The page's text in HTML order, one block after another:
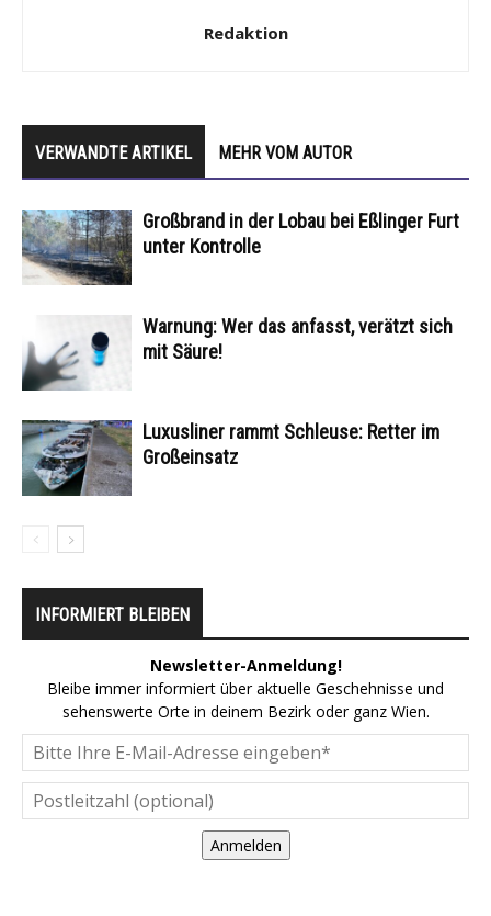
Redaktion
VERWANDTE ARTIKEL MEHR VOM AUTOR
Großbrand in der Lobau bei Eßlinger Furt
unter Kontrolle
Warnung: Wer das anfasst, verätzt sich
mit Säure!
Luxusliner rammt Schleuse: Retter im
Großeinsatz
INFORMIERT BLEIBEN
Newsletter-Anmeldung!
Bleibe immer informiert über aktuelle Geschehnisse und
sehenswerte Orte in deinem Bezirk oder ganz Wien.
Anmelden